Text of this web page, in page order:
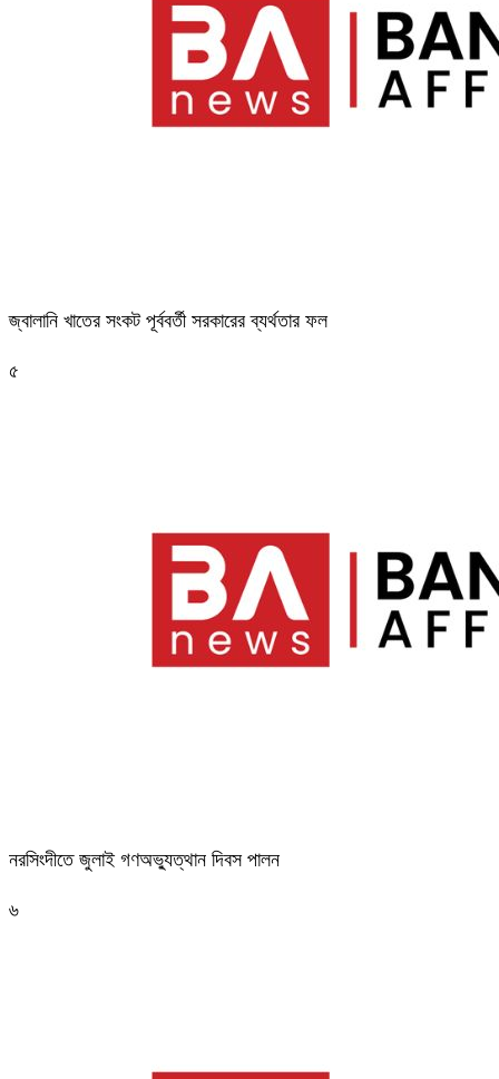
জ্বালানি খাতের সংকট পূর্ববর্তী সরকারের ব্যর্থতার ফল
৫
নরসিংদীতে জুলাই গণঅভ্যুত্থান দিবস পালন
৬